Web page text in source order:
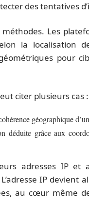
des tentatives
Les
la localisation
pour
citer plusieurs cas :
géographique
déduite grâce aux
adresses IP et
IP devient
au cœur même